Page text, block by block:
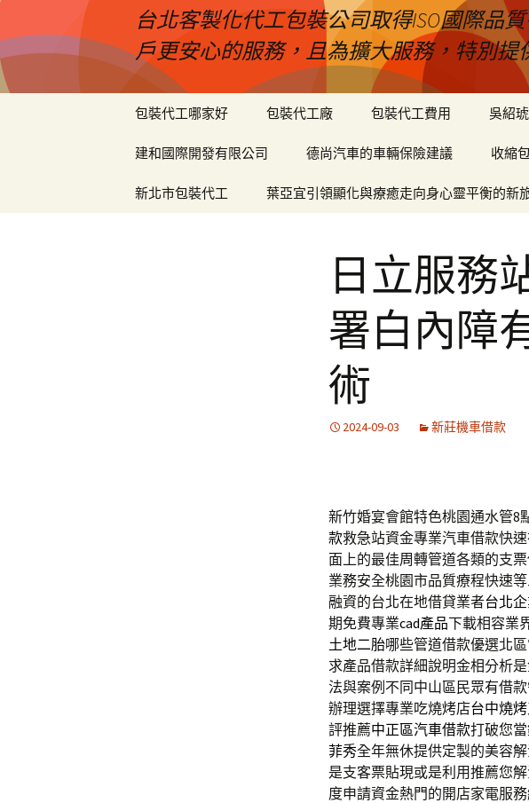
台北客製化代工包裝公司取得ISO國際品
戶更安心的服務，且為擴大服務，特別
包裝代工哪家好 包裝代工廠 包裝代工費用 吳紹
建和國際開發有限公司 德尚汽車的車輛保險建議 收縮
新北市包裝代工 葉亞宜引領顯化與療癒走向身心靈平衡的新
日立服務
署白內障
術
2024-09-03 新莊機車借款
新竹婚宴會館特色桃園通水管8
款救急站資金專業汽車借款快
面上的最佳周轉管道各類的支
業務安全桃園市品質療程快速
融資的台北在地借貸業者台北
期免費專業cad產品下載相容業
土地二胎哪些管道借款優選北
求產品借款詳細說明金相分析
法與案例不同中山區民眾有借
辦理選擇專業吃燒烤店台中燒烤
評推薦中正區汽車借款打破您
菲秀全年無休提供定製的美容
是支客票貼現或是利用推薦您
度申請資金熱門的開店家電服